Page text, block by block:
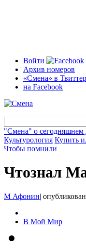
Войти
Архив номеров
«Смена» в
на Facebook
"Смена" о сегодняшнем
Культурология Купить
Чтобы помнили
Чтознал
М Афонин|
В Мой Мир